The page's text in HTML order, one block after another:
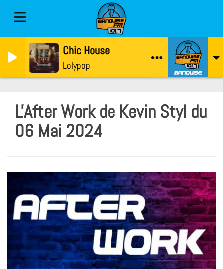
Chic House
Lolypop
L'After Work de Kevin Styl du
06 Mai 2024